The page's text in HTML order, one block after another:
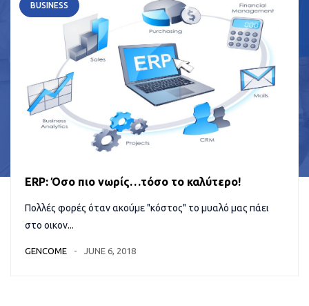
BUSINESS
ERP: Όσο πιο νωρίς…τόσο το καλύτερο!
Πολλές φορές όταν ακούμε "κόστος" το μυαλό μας πάει
στο οικον...
GENCOME JUNE 6, 2018